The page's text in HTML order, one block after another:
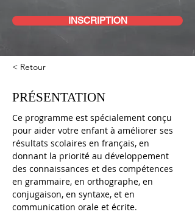
INSCRIPTION
< Retour
PRÉSENTATION
Ce programme est spécialement conçu
pour aider votre enfant à améliorer ses
résultats scolaires en français, en
donnant la priorité au développement
des connaissances et des compétences
en grammaire, en orthographe, en
conjugaison, en syntaxe, et en
communication orale et écrite.